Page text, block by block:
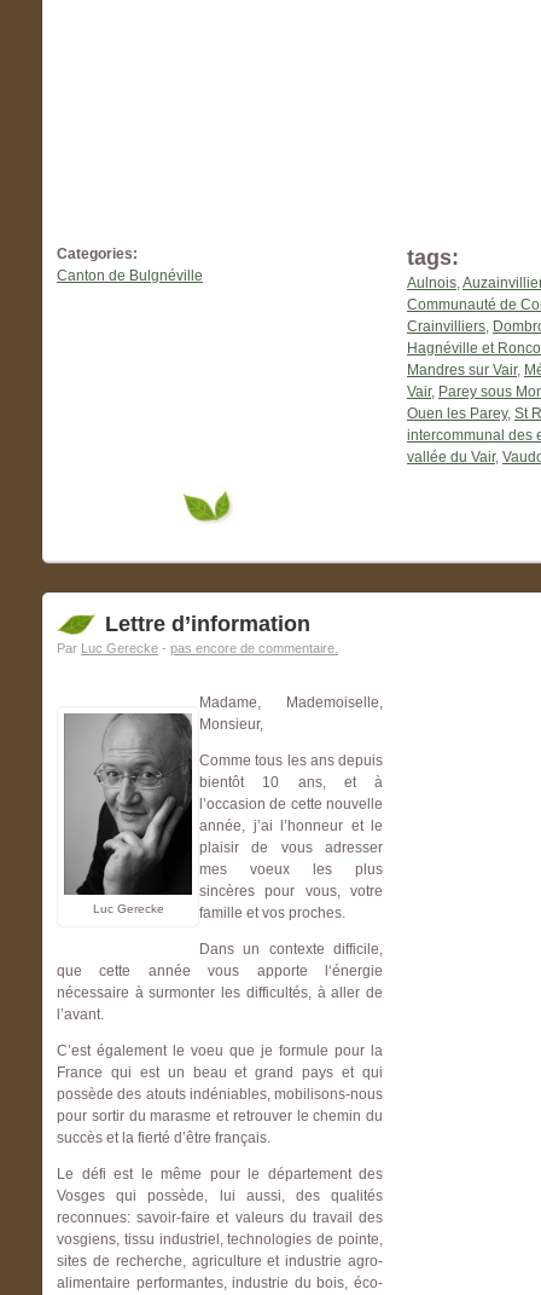
Categories:
Canton de Bulgnéville
tags:
Aulnois,
Communauté de
Crainvilliers,
Hagnéville et
Mandres sur Vair,
Vair, Parey sous
Ouen les Parey, St
intercommunal des
vallée du Vair,
Lettre d’information
Par Luc Gerecke - pas encore de commentaire.
Luc Gerecke
Madame, Mademoiselle,
Monsieur,
Comme tous les ans depuis
bientôt 10 ans, et à
l’occasion de cette nouvelle
année, j’ai l’honneur et le
plaisir de vous adresser
mes voeux les plus
sincères pour vous, votre
famille et vos proches.
Dans un contexte difficile,
que cette année vous apporte l‘énergie
nécessaire à surmonter les difficultés, à aller de
l’avant.
C’est également le voeu que je formule pour la
France qui est un beau et grand pays et qui
possède des atouts indéniables, mobilisons-nous
pour sortir du marasme et retrouver le chemin du
succès et la fierté d’être français.
Le défi est le même pour le département des
Vosges qui possède, lui aussi, des qualités
reconnues: savoir-faire et valeurs du travail des
vosgiens, tissu industriel, technologies de pointe,
sites de recherche, agriculture et industrie agro-
alimentaire performantes, industrie du bois, éco-